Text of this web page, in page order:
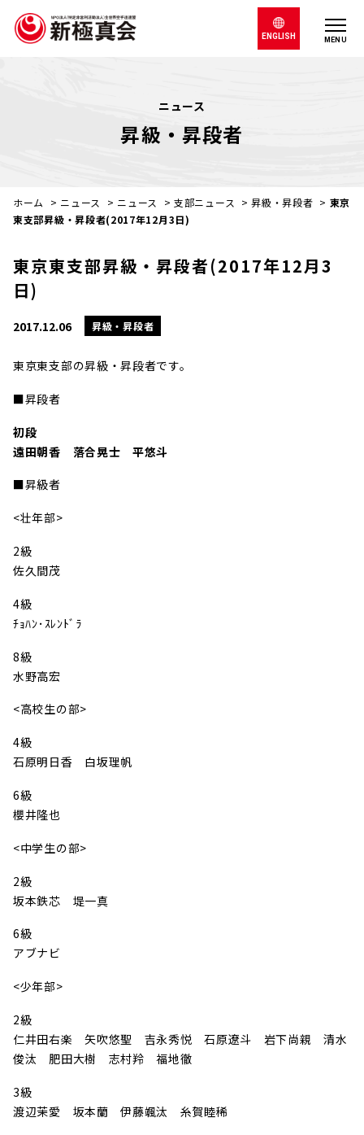
MENU
ENGLISH
ニュース
昇級・昇段者
ホーム > ニュース > ニュース >支部ニュース >昇級・昇段者 > 東京
東支部昇級・昇段者(2017年12月3日)
東京東支部昇級・昇段者(2017年12月3
日)
2017.12.06 昇級・昇段者
東京東支部の昇級・昇段者です。
■昇段者
初段
遠田朝香 落合晃士 平悠斗
■昇級者
<壮年部>
2級
佐久間茂
4級
ﾁｮﾊﾝ･ｽﾚﾝﾄﾞﾗ
8級
水野高宏
<高校生の部>
4級
石原明日香 白坂理帆
6級
櫻井隆也
<中学生の部>
2級
坂本鉄芯 堤一真
6級
アブナビ
<少年部>
2級
仁井田右楽 矢吹悠聖 吉永秀悦 石原遼斗 岩下尚親 清水
俊汰 肥田大樹 志村羚 福地徹
3級
渡辺茉愛 坂本蘭 伊藤颯汰 糸賀睦稀